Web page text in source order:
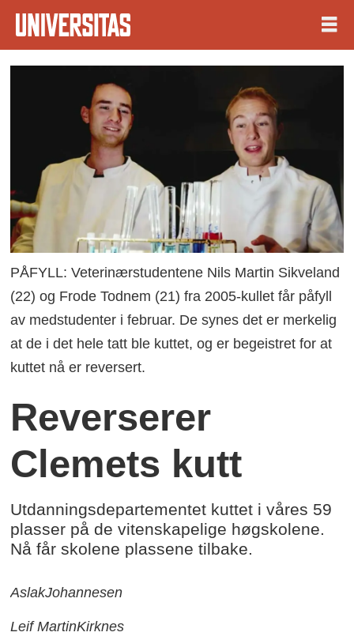
PÅFYLL: Veterinærstudentene Nils Martin Sikveland
(22) og Frode Todnem (21) fra 2005-kullet får påfyll
av medstudenter i februar. De synes det er merkelig
at de i det hele tatt ble kuttet, og er begeistret for at
kuttet nå er reversert.
Reverserer
Clemets kutt
Utdanningsdepartementet kuttet i våres 59
plasser på de vitenskapelige høgskolene.
Nå får skolene plassene tilbake.
AslakJohannesen
Leif MartinKirknes